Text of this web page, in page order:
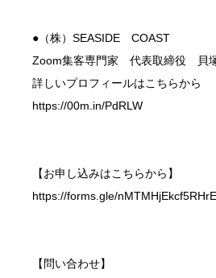
●（株）SEASIDE COAST
Zoom集客専門家 代表取締役 貝
詳しいプロフィールはこちらから
https://00m.in/PdRLW
【お申し込みはこちらから】
https://forms.gle/
【問い合わせ】